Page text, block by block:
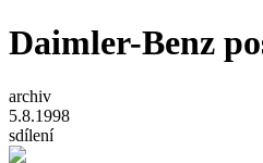
Daimler-Benz
archiv
5.8.1998
sdílení